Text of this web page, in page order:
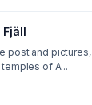
Fjäll
and pictures, please
of A...